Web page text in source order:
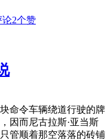
论2个赞
命令车辆绕道行驶的牌
因而尼古拉斯·亚当斯
管顺着那空落落的砖铺